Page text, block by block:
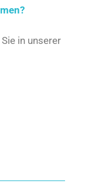
in unserer